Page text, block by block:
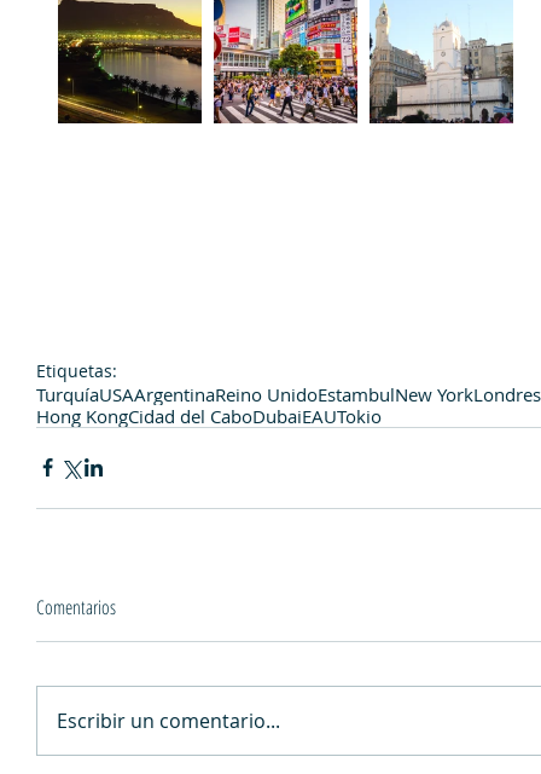
Etiquetas:
TurquíaUSAArgentinaReino UnidoEstambulNew YorkLondres
Hong KongCidad del CaboDubaiEAUTokio
Comentarios
Escribir un comentario...